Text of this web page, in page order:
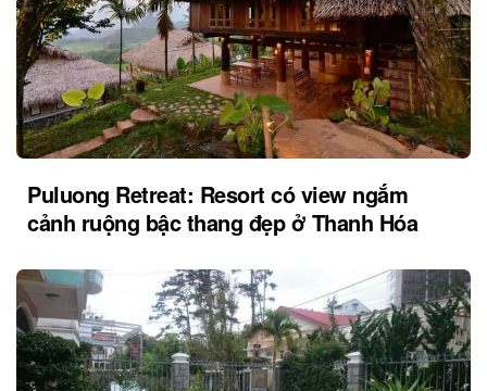
Puluong Retreat: Resort có view ngắm
cảnh ruộng bậc thang đẹp ở Thanh Hóa